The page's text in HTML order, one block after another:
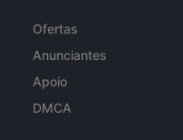
Ofertas
Anunciantes
Apoio
DMCA